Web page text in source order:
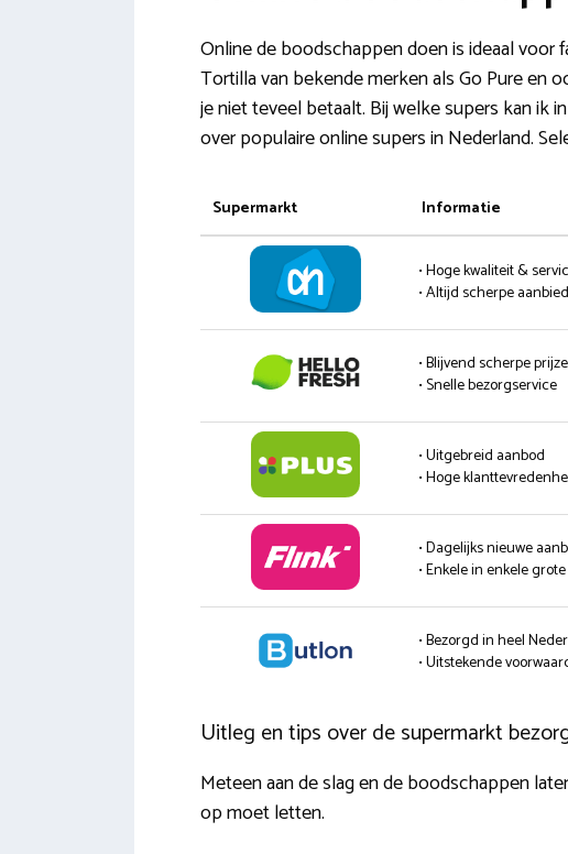
Online de boodschappen doen is ideaal voor
Tortilla van bekende merken als Go Pure en
je niet teveel betaalt. Bij welke supers kan ik
over populaire online supers in Nederland.
Supermarkt Informatie
• Hoge kwaliteit &
• Altijd scherpe
• Blijvend scherpe
• Snelle bezorgservice
• Uitgebreid aanbod
• Hoge
• Dagelijks nieuwe
• Enkele in enkele
• Bezorgd in heel
• Uitstekende
Uitleg en tips over de supermarkt
Meteen aan de slag en de boodschappen
op moet letten.